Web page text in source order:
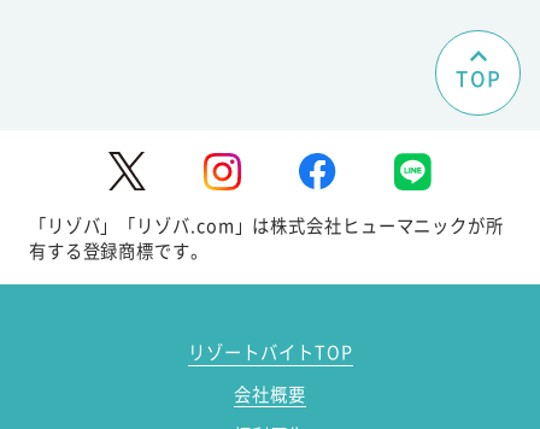
TOP
「リゾバ」「リゾバ.com」は株式会社ヒューマニックが所
有する登録商標です。
リゾートバイトTOP
会社概要